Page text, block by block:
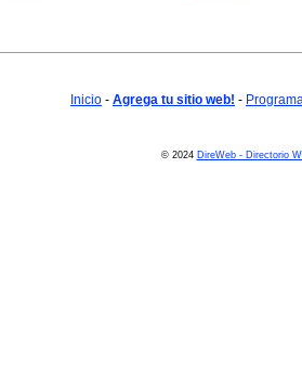
Inicio - Agrega tu sitio web! -
© 2024 DireWeb - Directorio